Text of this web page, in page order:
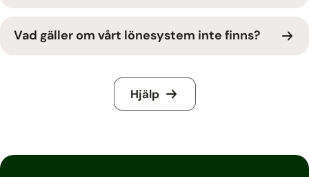
Vad gäller om vårt lönesystem inte finns?
Hjälp